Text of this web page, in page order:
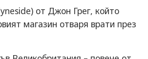
от Джон Грег, който
магазин отваря врати през